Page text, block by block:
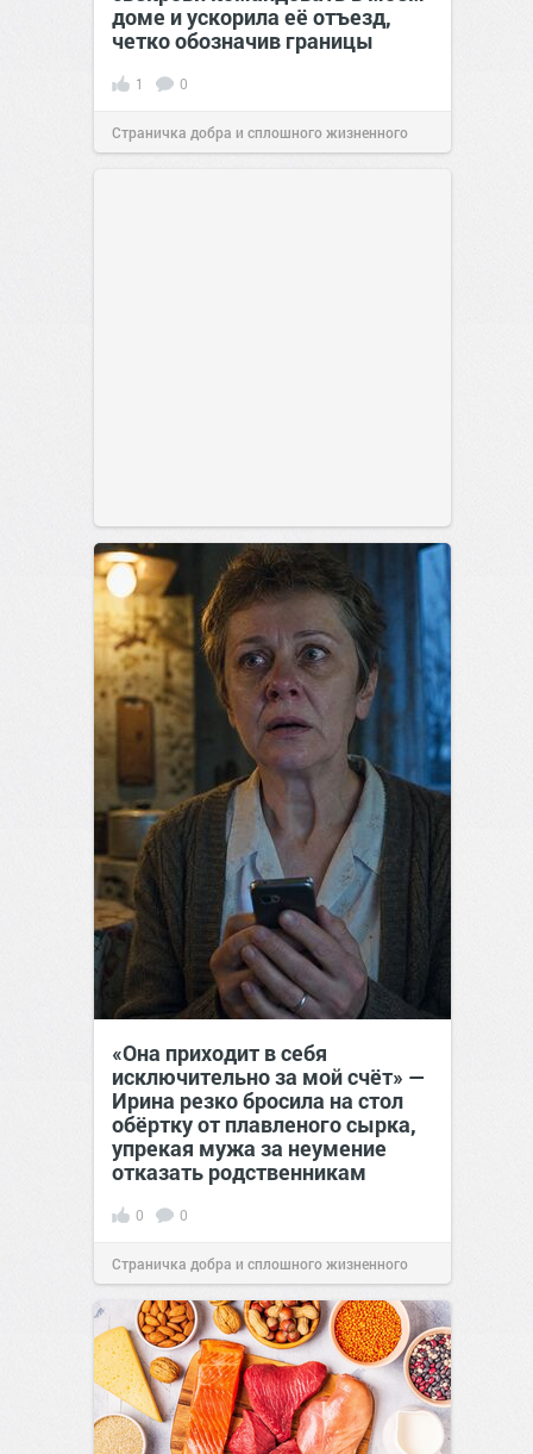
доме и ускорила её отъезд,
четко обозначив границы
1 0
Страничка добра и сплошного жизненного
«Она приходит в себя
исключительно за мой счёт» —
Ирина резко бросила на стол
обёртку от плавленого сырка,
упрекая мужа за неумение
отказать родственникам
0 0
Страничка добра и сплошного жизненного
позитива!00:28Сегодня